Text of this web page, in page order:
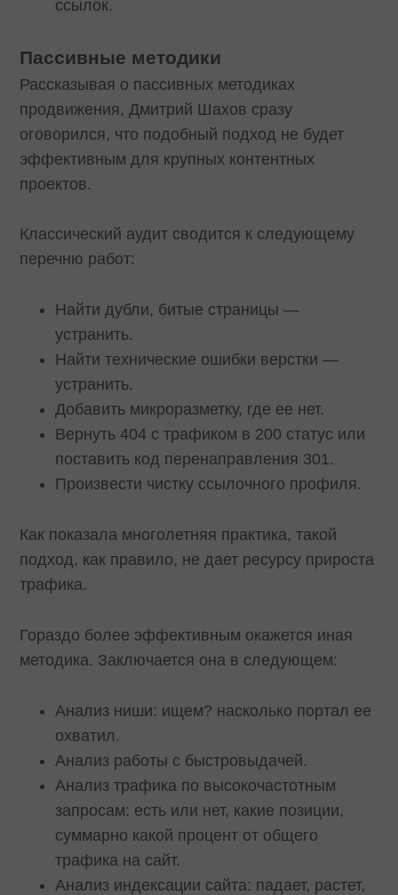
ссылок.
Пассивные методики
Рассказывая о пассивных методиках
продвижения, Дмитрий Шахов сразу
оговорился, что подобный подход не будет
эффективным для крупных контентных
проектов.
Классический аудит сводится к следующему
перечню работ:
Найти дубли, битые страницы —
устранить.
Найти технические ошибки верстки —
устранить.
Добавить микроразметку, где ее нет.
Вернуть 404 с трафиком в 200 статус или
поставить код перенаправления 301.
Произвести чистку ссылочного профиля.
Как показала многолетняя практика, такой
подход, как правило, не дает ресурсу прироста
трафика.
Гораздо более эффективным окажется иная
методика. Заключается она в следующем:
Анализ ниши: ищем? насколько портал ее
охватил.
Анализ работы с быстровыдачей.
Анализ трафика по высокочастотным
запросам: есть или нет, какие позиции,
суммарно какой процент от общего
трафика на сайт.
Анализ индексации сайта: падает, растет,